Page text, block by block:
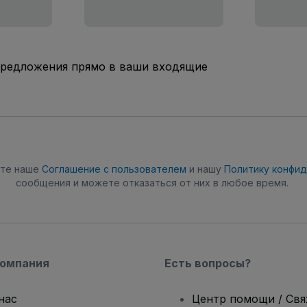
прямо в ваши входящие
наше Соглашение с пользователем и нашу Политику
сообщения и можете отказаться от них в любое время.
Есть вопросы?
Центр помощи /